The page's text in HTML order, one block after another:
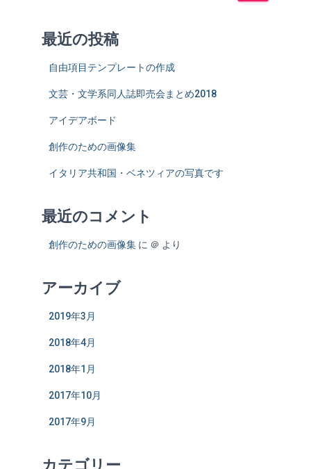
最近の投稿
自由項目テンプレートの作成
文芸・文学系同人誌即売会まとめ2018
アイデアボード
創作のための画像集
イタリア共和国・ベネツィアの写真です
最近のコメント
創作のための画像集 に ＠ より
アーカイブ
2019年3月
2018年4月
2018年1月
2017年10月
2017年9月
カテゴリー